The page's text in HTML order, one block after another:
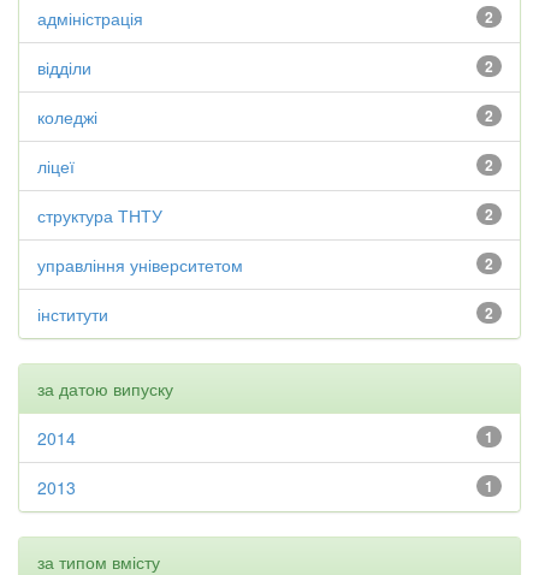
2
адміністрація
2
відділи
2
коледжі
2
ліцеї
2
структура ТНТУ
2
управління університетом
2
інститути
за датою випуску
1
2014
1
2013
за типом вмісту